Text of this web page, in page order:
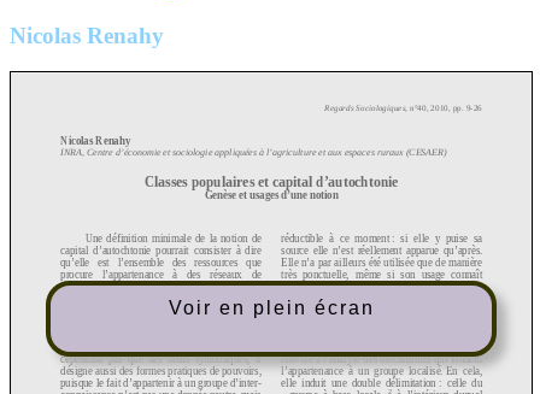
Nicolas Renahy
Voir en plein écran